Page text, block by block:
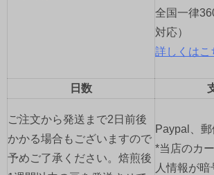
全国一律
対応）
詳しくはこ
日数
ご注文から発送まで2日前後
かかる場合もございますので
予めご了承ください。焙煎後
Paypal、
*当店のカ
人情報が